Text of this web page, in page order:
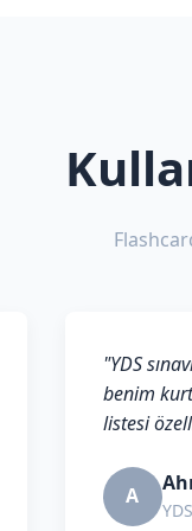
"YDS
benim
listesi
A